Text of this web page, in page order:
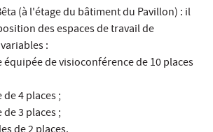
(à l'étage du bâtiment du Pavillon) : il
des espaces de travail de
:
équipée de visioconférence de 10 places
4 places ;
3 places ;